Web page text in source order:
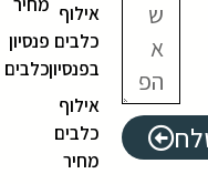
אילוף
כלבים
בפנסיון
אילוף
כלבים
מחיר
פנסיון
כלבים